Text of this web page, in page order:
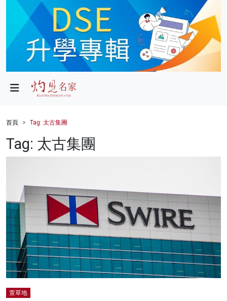
政局
財經
健康
科技
影片
名家榜
灼見活動
首頁 Tag: 太古集團
Tag: 太古集團
萱草地